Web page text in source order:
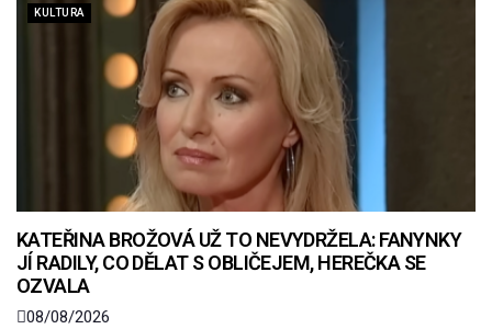
KULTURA
KATEŘINA BROŽOVÁ UŽ TO NEVYDRŽELA: FANYNKY
JÍ RADILY, CO DĚLAT S OBLIČEJEM, HEREČKA SE
OZVALA
08/08/2026